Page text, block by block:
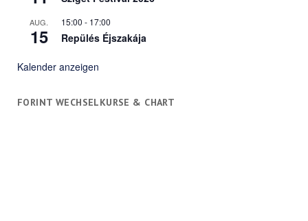
AUG.
15
15:00 - 17:00
Repülés Éjszakája
Kalender anzeigen
FORINT WECHSELKURSE & CHART